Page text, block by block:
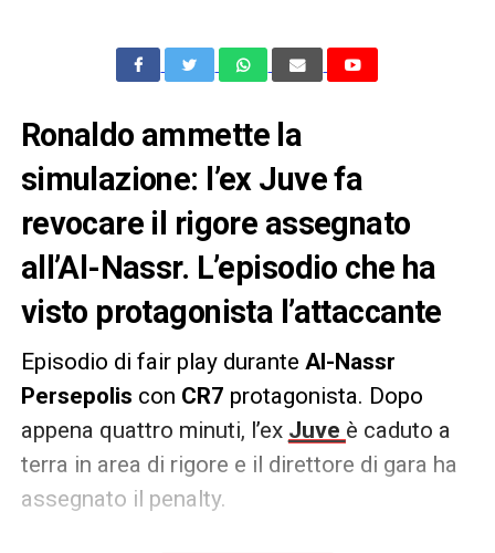
Ronaldo ammette la
simulazione: l’ex Juve fa
revocare il rigore assegnato
all’Al-Nassr. L’episodio che ha
visto protagonista l’attaccante
Episodio di fair play durante Al-Nassr
Persepolis con CR7 protagonista. Dopo
appena quattro minuti, l’ex Juve è caduto a
terra in area di rigore e il direttore di gara ha
assegnato il penalty.